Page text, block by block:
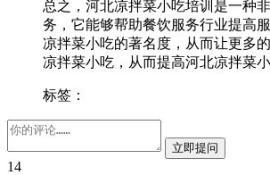
总之，河北凉拌菜小吃培训是一种
务，它能够帮助餐饮服务行业提高
凉拌菜小吃的著名度，从而让更多
凉拌菜小吃，从而提高河北凉拌菜小
标签：
14